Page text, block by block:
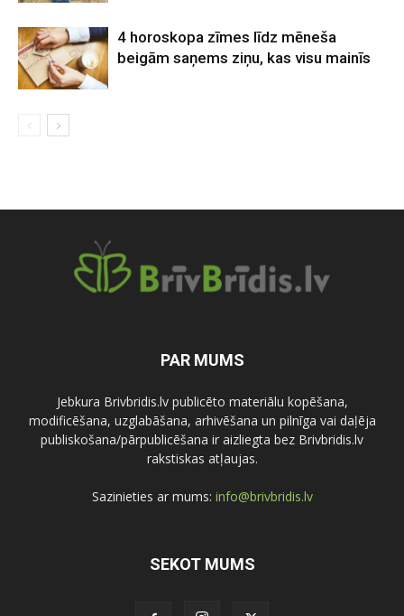
4 horoskopa zīmes līdz mēneša
beigām saņems ziņu, kas visu mainīs
PAR MUMS
Jebkura Brivbridis.lv publicēto materiālu kopēšana,
modificēšana, uzglabāšana, arhivēšana un pilnīga vai daļēja
publiskošana/pārpublicēšana ir aizliegta bez Brivbridis.lv
rakstiskas atļaujas.
Sazinieties ar mums: info@brivbridis.lv
SEKOT MUMS